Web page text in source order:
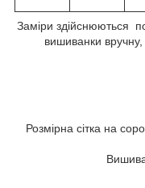
Заміри здійснюються
вишиванки
Розмірна сітка на